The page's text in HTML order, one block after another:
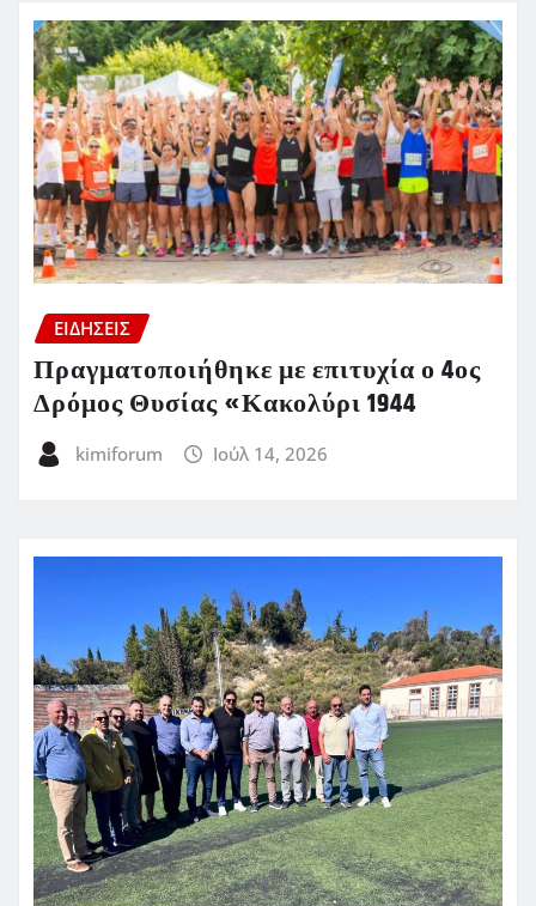
ΕΙΔΗΣΕΙΣ
Πραγματοποιήθηκε με επιτυχία ο 4ος
Δρόμος Θυσίας «Κακολύρι 1944
kimiforum Ιούλ 14, 2026